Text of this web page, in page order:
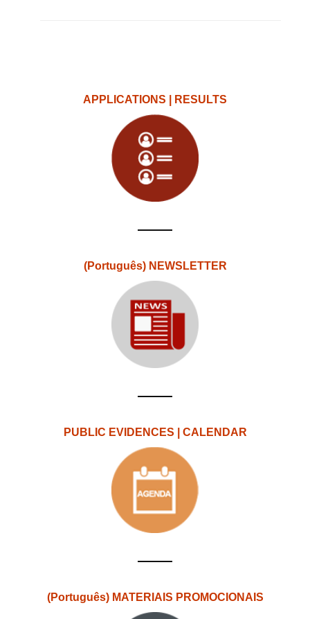
APPLICATIONS | RESULTS
(Português) NEWSLETTER
PUBLIC EVIDENCES | CALENDAR
(Português) MATERIAIS PROMOCIONAIS